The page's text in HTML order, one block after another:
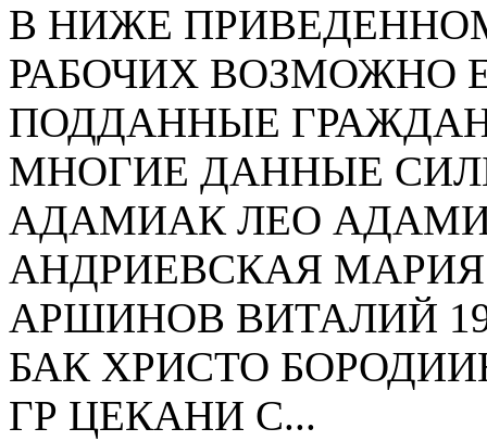
В НИЖЕ
РАБОЧИХ ВОЗМОЖНО
ПОДДАННЫЕ
МНОГИЕ ДАННЫЕ
АДАМИАК ЛЕО
АНДРИЕВСКАЯ
АРШИНОВ ВИТАЛИЙ
БАК ХРИСТО
ГР ЦЕКАНИ С...